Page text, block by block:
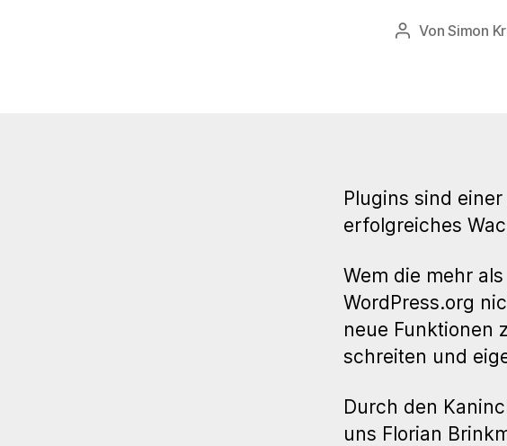
Beitragsautor
VonSimon
Plugins sind
erfolgreiches
Wem die mehr
WordPress.org
neue Funktionen
schreiten und
Durch den
uns Florian